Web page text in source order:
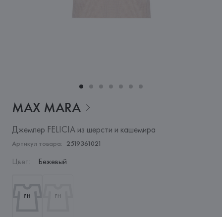
MAX MARA
Джемпер FELICIA из шерсти и кашемира
Артикул товара: 2519361021
Цвет: Бежевый